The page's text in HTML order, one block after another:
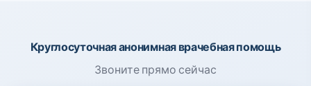
Круглосуточная анонимная врачебная помощь
Звоните прямо сейчас